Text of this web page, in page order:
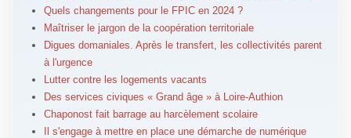
Quels changements pour le FPIC en 2024 ?
Maîtriser le jargon de la coopération territoriale
Digues domaniales. Après le transfert, les collectivités parent
à l'urgence
Lutter contre les logements vacants
Des services civiques « Grand âge » à Loire-Authion
Chaponost fait barrage au harcèlement scolaire
Il s'engage à mettre en place une démarche de numérique